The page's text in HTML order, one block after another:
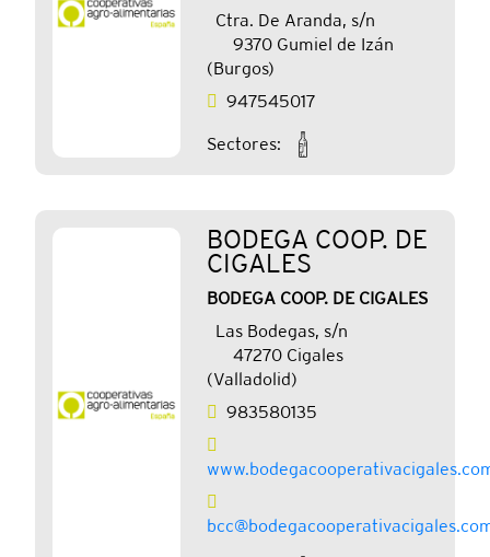
Ctra. De Aranda, s/n
9370 Gumiel de Izán
(Burgos)
947545017
Sectores:
BODEGA COOP. DE
CIGALES
BODEGA COOP. DE CIGALES
Las Bodegas, s/n
47270 Cigales
(Valladolid)
983580135